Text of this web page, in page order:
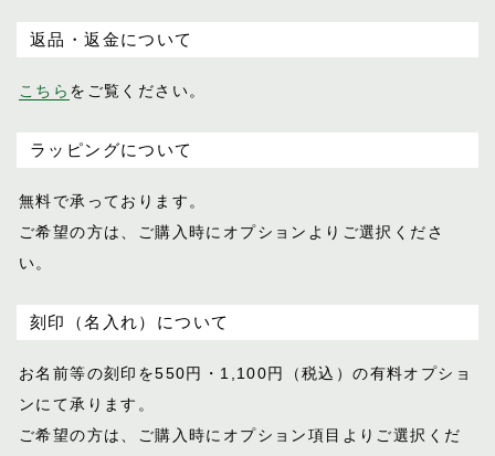
返品・返金について
こちら をご覧ください。
ラッピングについて
無料で承っております。
ご希望の方は、ご購入時にオプションより ご選択くださ
い。
刻印（名入れ）について
お名前等の刻印を550円・1,100円（税込）の有料オプショ
ンにて承ります。
ご希望の方は、ご購入時にオプション項目 よりご選択くだ